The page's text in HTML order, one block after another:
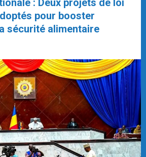
: Deux projets de loi
pour booster
sécurité alimentaire